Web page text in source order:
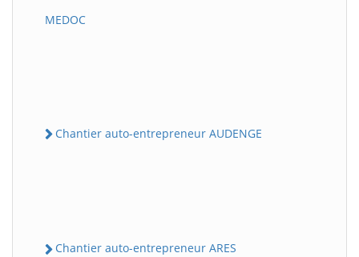
MEDOC
Chantier auto-entrepreneur AUDENGE
Chantier auto-entrepreneur ARES